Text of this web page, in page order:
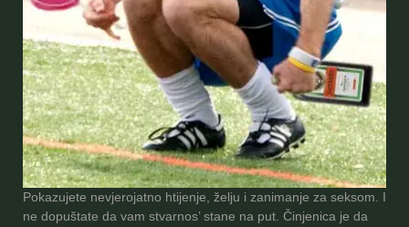
Pokazujete nevjerojatno htijenje, želju i zanimanje za seksom. I
ne dopuštate da vam stvarnos’ stane na put. Činjenica je da